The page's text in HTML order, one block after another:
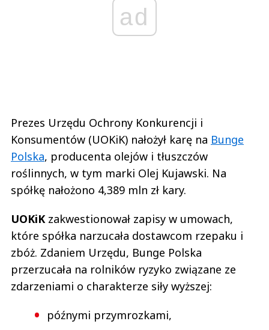
ad
Prezes Urzędu Ochrony Konkurencji i
Konsumentów (UOKiK) nałożył karę na Bunge
Polska, producenta olejów i tłuszczów
roślinnych, w tym marki Olej Kujawski. Na
spółkę nałożono 4,389 mln zł kary.
UOKiK zakwestionował zapisy w umowach,
które spółka narzucała dostawcom rzepaku i
zbóż. Zdaniem Urzędu, Bunge Polska
przerzucała na rolników ryzyko związane ze
zdarzeniami o charakterze siły wyższej:
późnymi przymrozkami,